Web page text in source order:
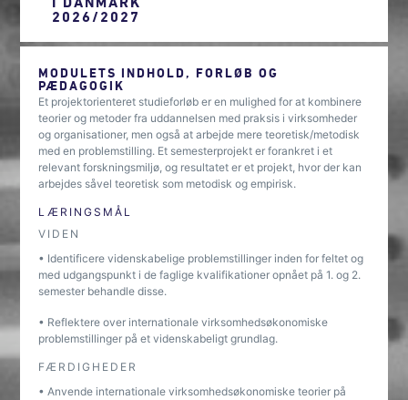
2026/2027
MODULETS INDHOLD, FORLØB OG
PÆDAGOGIK
Et projektorienteret studieforløb er en mulighed for at kombinere
teorier og metoder fra uddannelsen med praksis i virksomheder
og organisationer, men også at arbejde mere teoretisk/metodisk
med en problemstilling. Et semesterprojekt er forankret i et
relevant forskningsmiljø, og resultatet er et projekt, hvor der kan
arbejdes såvel teoretisk som metodisk og empirisk.
LÆRINGSMÅL
VIDEN
• Identificere videnskabelige problemstillinger inden for feltet og
med udgangspunkt i de faglige kvalifikationer opnået på 1. og 2.
semester behandle disse.
• Reflektere over internationale virksomhedsøkonomiske
problemstillinger på et videnskabeligt grundlag.
FÆRDIGHEDER
• Anvende internationale virksomhedsøkonomiske teorier på